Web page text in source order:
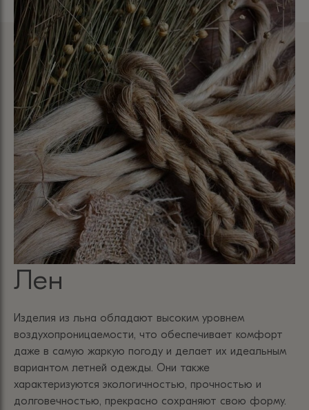
Лен
Изделия из льна обладают высоким уровнем
воздухопроницаемости, что обеспечивает комфорт
даже в самую жаркую погоду и делает их идеальным
вариантом летней одежды. Они также
характеризуются экологичностью, прочностью и
долговечностью, прекрасно сохраняют свою форму.